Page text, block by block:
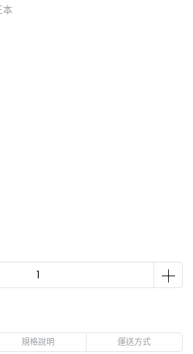
本
規格說明 運送方式